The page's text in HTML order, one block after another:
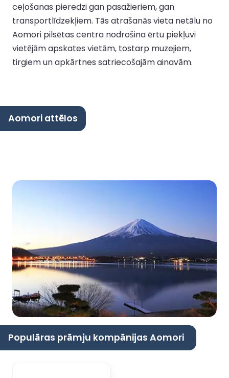
ceļošanas pieredzi gan pasažieriem, gan
transportlīdzekļiem. Tās atrašanās vieta netālu no
Aomori pilsētas centra nodrošina ērtu piekļuvi
vietējām apskates vietām, tostarp muzejiem,
tirgiem un apkārtnes satriecošajām ainavām.
Aomori attēlos
Populāras prāmju kompānijas Aomori